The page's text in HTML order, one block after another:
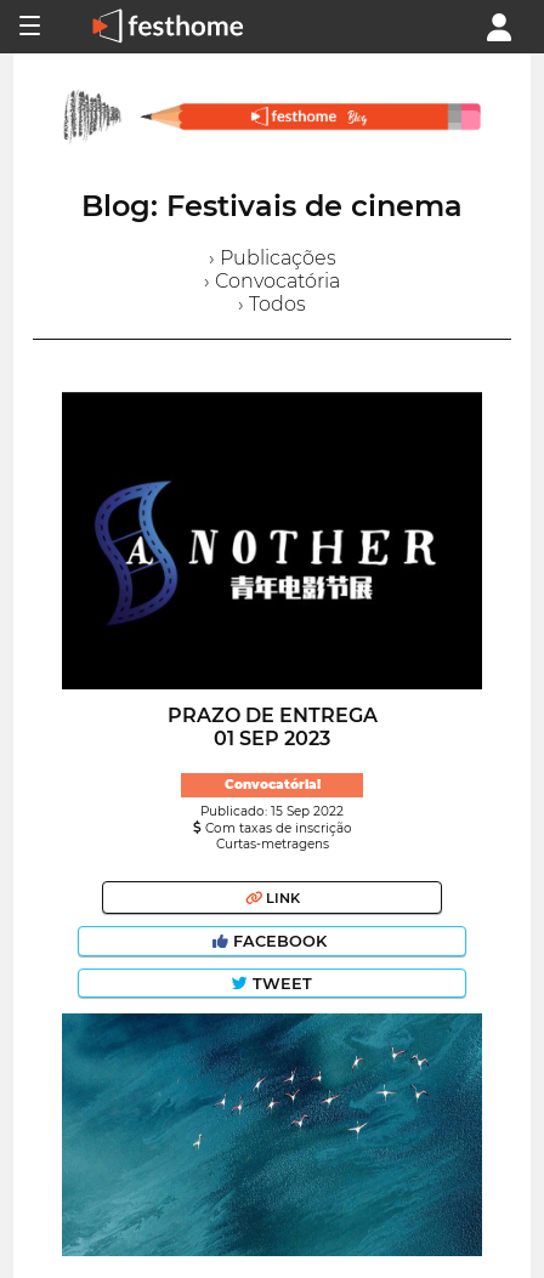
Blog: Festivais de cinema
› Publicações
› Convocatória
› Todos
PRAZO DE ENTREGA
01 SEP 2023
Convocatória!
Publicado: 15 Sep 2022
Com taxas de inscrição
Curtas-metragens
LINK
FACEBOOK
TWEET